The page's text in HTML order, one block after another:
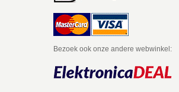
Bezoek ook onze andere webwinkel: